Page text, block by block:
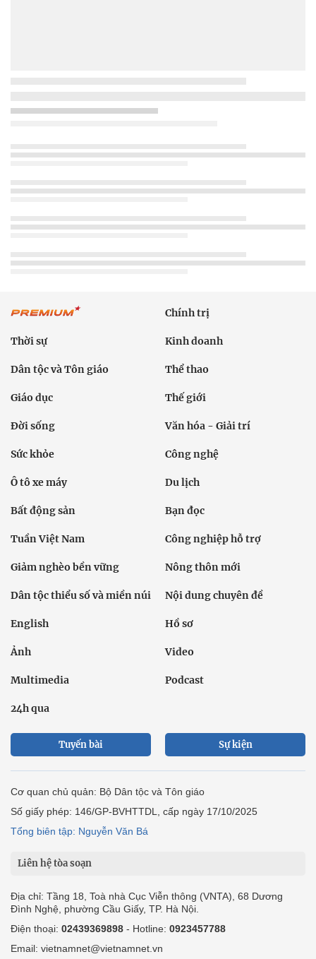
Chính trị
Thời sự Kinh doanh
Dân tộc và Tôn giáo Thể thao
Giáo dục Thế giới
Đời sống Văn hóa - Giải trí
Sức khỏe Công nghệ
Ô tô xe máy Du lịch
Bất động sản Bạn đọc
Tuần Việt Nam Công nghiệp hỗ trợ
Giảm nghèo bền vững Nông thôn mới
Dân tộc thiểu số và miền núi Nội dung chuyên đề
English Hồ sơ
Ảnh Video
Multimedia Podcast
24h qua
Tuyến bài Sự kiện
Cơ quan chủ quản: Bộ Dân tộc và Tôn giáo
Số giấy phép: 146/GP-BVHTTDL, cấp ngày 17/10/2025
Tổng biên tập: Nguyễn Văn Bá
Liên hệ tòa soạn
Địa chỉ: Tầng 18, Toà nhà Cục Viễn thông (VNTA), 68 Dương
Đình Nghệ, phường Cầu Giấy, TP. Hà Nội.
Điện thoại: 02439369898 - Hotline: 0923457788
Email: vietnamnet@vietnamnet.vn